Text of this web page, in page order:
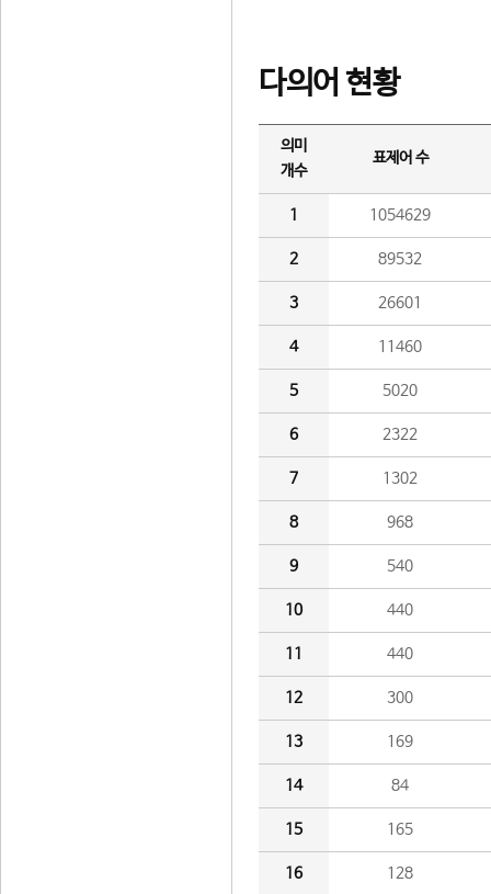
다의어 현황
의미
개수
표제어 수
1 1054629
2 89532
3 26601
4 11460
5 5020
6 2322
7 1302
8 968
9 540
10 440
11 440
12 300
13 169
14 84
15 165
16 128